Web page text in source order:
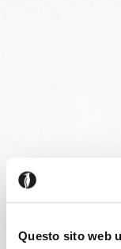
Questo sito web